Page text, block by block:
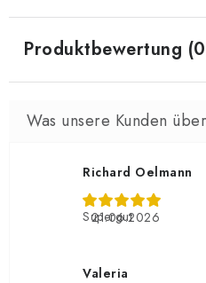
Produktbewertung
Richard Oelmann
21.06.2026
Supergut
Valeria